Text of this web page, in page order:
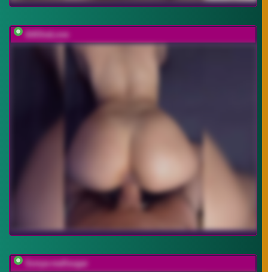
AAOneLove
Sonya-reallsugar